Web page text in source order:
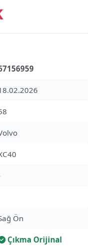
Ön
Çıkma Orijinal